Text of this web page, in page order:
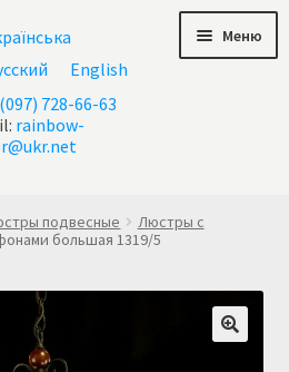
English
(097) 728-66-63
rainbow-
Меню
подвесные
Люстры с
большая 1319/5